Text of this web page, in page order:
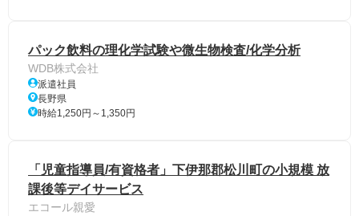
パック飲料の理化学試験や微生物検査/化学分析
WDB株式会社
派遣社員
長野県
時給1,250円～1,350円
「児童指導員/有資格者」下伊那郡松川町の小規模 放
課後等デイサービス
エコール親愛